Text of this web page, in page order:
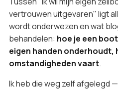
vertrouwen uitgevaren" ligt
wordt onderwezen en wat
behandelen: hoe je een
eigen handen onderhoudt,
omstandigheden vaart.
Ik heb die weg zelf afgelegd —